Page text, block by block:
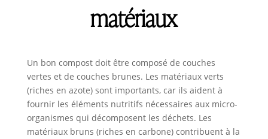
matériaux
Un bon compost doit être composé de couches
vertes et de couches brunes. Les matériaux verts
(riches en azote) sont importants, car ils aident à
fournir les éléments nutritifs nécessaires aux micro-
organismes qui décomposent les déchets. Les
matériaux bruns (riches en carbone) contribuent à la